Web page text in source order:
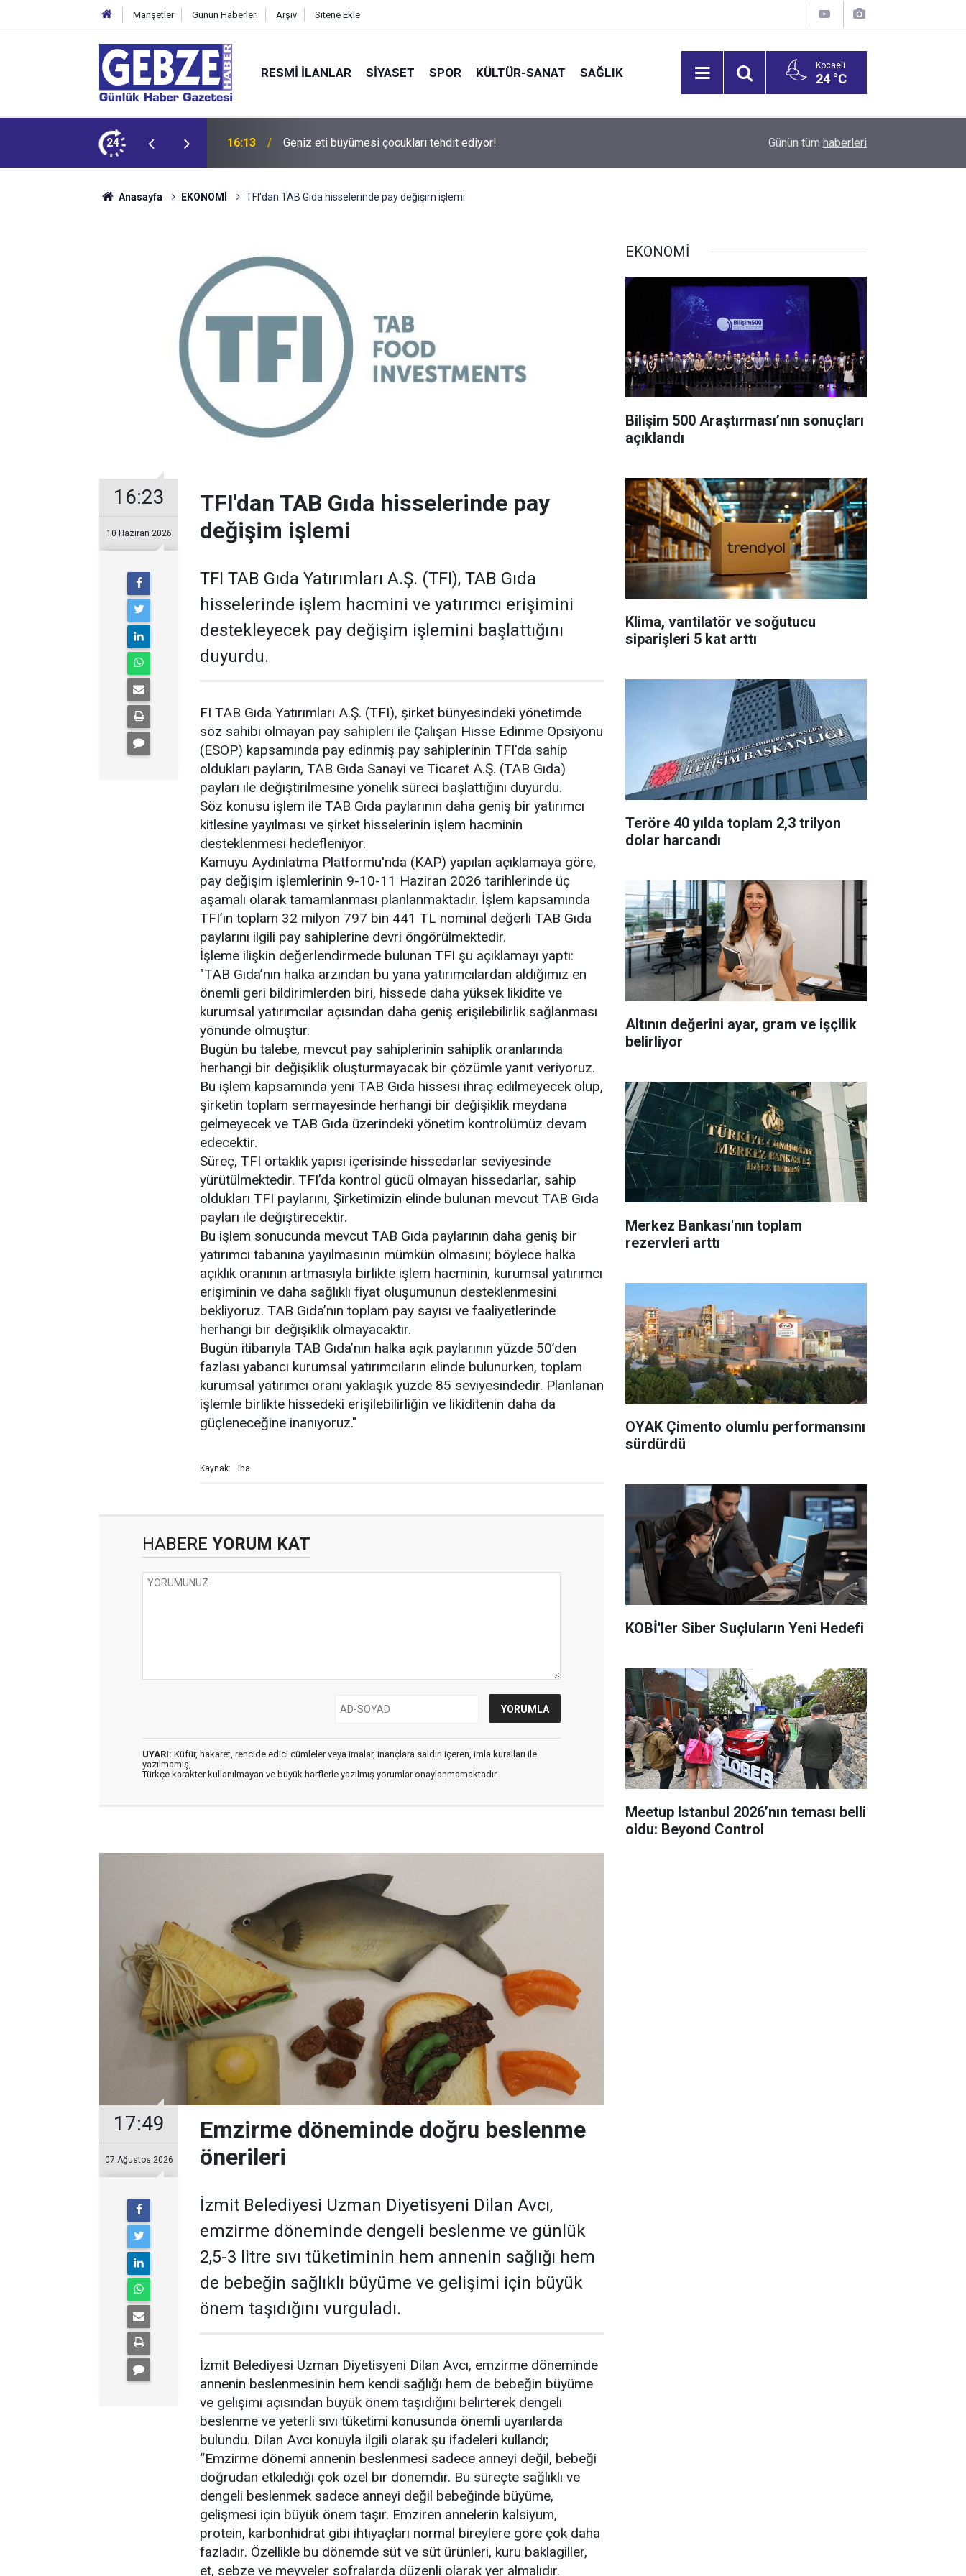
Manşetler Günün Haberleri Arşiv Sitene Ekle
RESMI İLANLAR SİYASET SPOR KÜLTÜR-SANAT SAĞLIK Kocaeli
24 °C
24 15:27 Bilişim 500 Araştırması’nın sonuçları açıklandı Klima, vantilatör ve soğutucu siparişleri 5 kat
Günün tüm haberleri
Anasayfa EKONOMİ TFI'dan TAB Gıda hisselerinde pay değişim işlemi
16:23
10 Haziran 2026
TFI'dan TAB Gıda hisselerinde pay
değişim işlemi
TFI TAB Gıda Yatırımları A.Ş. (TFI), TAB Gıda
hisselerinde işlem hacmini ve yatırımcı erişimini
destekleyecek pay değişim işlemini başlattığını
duyurdu.
FI TAB Gıda Yatırımları A.Ş. (TFI), şirket bünyesindeki yönetimde
söz sahibi olmayan pay sahipleri ile Çalışan Hisse Edinme Opsiyonu
(ESOP) kapsamında pay edinmiş pay sahiplerinin TFI'da sahip
oldukları payların, TAB Gıda Sanayi ve Ticaret A.Ş. (TAB Gıda)
payları ile değiştirilmesine yönelik süreci başlattığını duyurdu.
Söz konusu işlem ile TAB Gıda paylarının daha geniş bir yatırımcı
kitlesine yayılması ve şirket hisselerinin işlem hacminin
desteklenmesi hedefleniyor.
Kamuyu Aydınlatma Platformu'nda (KAP) yapılan açıklamaya göre,
pay değişim işlemlerinin 9-10-11 Haziran 2026 tarihlerinde üç
aşamalı olarak tamamlanması planlanmaktadır. İşlem kapsamında
TFI’ın toplam 32 milyon 797 bin 441 TL nominal değerli TAB Gıda
paylarını ilgili pay sahiplerine devri öngörülmektedir.
İşleme ilişkin değerlendirmede bulunan TFI şu açıklamayı yaptı:
"TAB Gıda’nın halka arzından bu yana yatırımcılardan aldığımız en
önemli geri bildirimlerden biri, hissede daha yüksek likidite ve
kurumsal yatırımcılar açısından daha geniş erişilebilirlik sağlanması
yönünde olmuştur.
Bugün bu talebe, mevcut pay sahiplerinin sahiplik oranlarında
herhangi bir değişiklik oluşturmayacak bir çözümle yanıt veriyoruz.
Bu işlem kapsamında yeni TAB Gıda hissesi ihraç edilmeyecek olup,
şirketin toplam sermayesinde herhangi bir değişiklik meydana
gelmeyecek ve TAB Gıda üzerindeki yönetim kontrolümüz devam
edecektir.
Süreç, TFI ortaklık yapısı içerisinde hissedarlar seviyesinde
yürütülmektedir. TFI’da kontrol gücü olmayan hissedarlar, sahip
oldukları TFI paylarını, Şirketimizin elinde bulunan mevcut TAB Gıda
payları ile değiştirecektir.
Bu işlem sonucunda mevcut TAB Gıda paylarının daha geniş bir
yatırımcı tabanına yayılmasının mümkün olmasını; böylece halka
açıklık oranının artmasıyla birlikte işlem hacminin, kurumsal yatırımcı
erişiminin ve daha sağlıklı fiyat oluşumunun desteklenmesini
bekliyoruz. TAB Gıda’nın toplam pay sayısı ve faaliyetlerinde
herhangi bir değişiklik olmayacaktır.
Bugün itibarıyla TAB Gıda’nın halka açık paylarının yüzde 50’den
fazlası yabancı kurumsal yatırımcıların elinde bulunurken, toplam
kurumsal yatırımcı oranı yaklaşık yüzde 85 seviyesindedir. Planlanan
işlemle birlikte hissedeki erişilebilirliğin ve likiditenin daha da
güçleneceğine inanıyoruz."
Kaynak: iha
HABERE YORUM KAT
UYARI: Küfür, hakaret, rencide edici cümleler veya imalar, inançlara saldırı içeren, imla kuralları ile
yazılmamış,
Türkçe karakter kullanılmayan ve büyük harflerle yazılmış yorumlar onaylanmamaktadır.
17:49
07 Ağustos 2026
Emzirme döneminde doğru beslenme
önerileri
İzmit Belediyesi Uzman Diyetisyeni Dilan Avcı,
emzirme döneminde dengeli beslenme ve günlük
2,5-3 litre sıvı tüketiminin hem annenin sağlığı hem
de bebeğin sağlıklı büyüme ve gelişimi için büyük
önem taşıdığını vurguladı.
İzmit Belediyesi Uzman Diyetisyeni Dilan Avcı, emzirme döneminde
annenin beslenmesinin hem kendi sağlığı hem de bebeğin büyüme
ve gelişimi açısından büyük önem taşıdığını belirterek dengeli
beslenme ve yeterli sıvı tüketimi konusunda önemli uyarılarda
bulundu. Dilan Avcı konuyla ilgili olarak şu ifadeleri kullandı;
“Emzirme dönemi annenin beslenmesi sadece anneyi değil, bebeği
doğrudan etkilediği çok özel bir dönemdir. Bu süreçte sağlıklı ve
dengeli beslenmek sadece anneyi değil bebeğinde büyüme,
gelişmesi için büyük önem taşır. Emziren annelerin kalsiyum,
protein, karbonhidrat gibi ihtiyaçları normal bireylere göre çok daha
fazladır. Özellikle bu dönemde süt ve süt ürünleri, kuru baklagiller,
et, sebze ve meyveler sofralarda düzenli olarak yer almalıdır.
EKONOMİ
Bilişim 500 Araştırması’nın sonuçları
açıklandı
Klima, vantilatör ve soğutucu
siparişleri 5 kat arttı
Teröre 40 yılda toplam 2,3 trilyon
dolar harcandı
Altının değerini ayar, gram ve işçilik
belirliyor
Merkez Bankası'nın toplam
rezervleri arttı
OYAK Çimento olumlu performansını
sürdürdü
KOBİ'ler Siber Suçluların Yeni Hedefi
Meetup Istanbul 2026’nın teması belli
oldu: Beyond Control